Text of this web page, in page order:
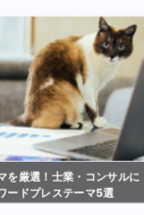
を厳選！士業・コンサルに
ードプレステーマ5選